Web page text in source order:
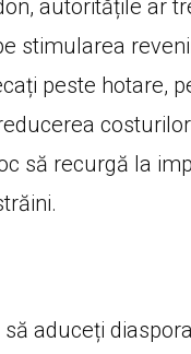
autoritățile ar
stimularea
peste hotare,
să recurgă la
să aduceți